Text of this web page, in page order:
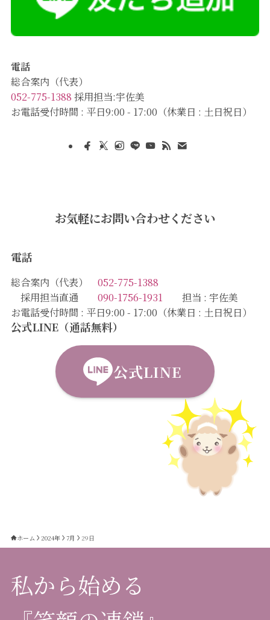
電話
総合案内（代表）
052-775-1388 採用担当:宇佐美
お電話受付時間 : 平日9:00 - 17:00（休業日 : 土日祝日）
お気軽にお問い合わせください
電話
総合案内（代表） 052-775-1388
採用担当直通 090-1756-1931 担当 : 宇佐美
お電話受付時間 : 平日9:00 - 17:00（休業日 : 土日祝日）
公式LINE（通話無料）
公式LINE
ホーム 2024年 7月 29日
私から始める